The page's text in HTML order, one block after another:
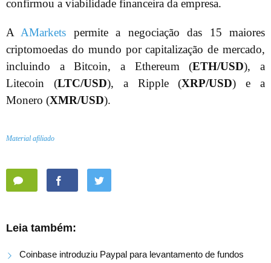
confirmou a viabilidade financeira da empresa.
AAMarkets permite a negociação das 15 maiores
criptomoedas do mundo por capitalização de mercado,
incluindo a Bitcoin, a Ethereum (ETH/USD), a
Litecoin (LTC/USD), a Ripple (XRP/USD) e a
Monero (XMR/USD).
Material afiliado
Leia também:
Coinbase introduziu Paypal para levantamento de fundos